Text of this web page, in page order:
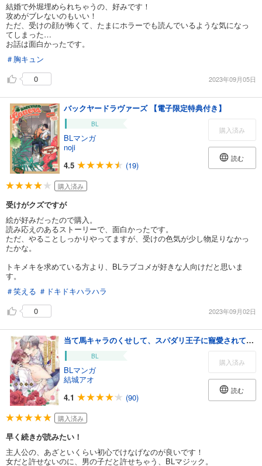
結婚で外堀埋められちゃうの、好みです！
攻めがブレないのもいい！
ただ、受けの顔が怖くて、たまにホラーでも読んでいるような気になっ
てしまった…
お話は面白かったです。
＃胸キュン
0
2023年09月05日
バックヤードラヴァーズ 【電子限定特典付き】
BL
BLマンガ
noji
4.5
(19)
購入済み
読む
購入済み
受けがクズですが
絵が好みだったので購入。
読み応えのあるストーリーで、面白かったです。
ただ、やることしっかりやってますが、受けの色気が少し物足りなかっ
たかな。
トキメキを求めている方より、BLラブコメが好きな人向けだと思いま
す。
＃笑える ＃ドキドキハラハラ
0
2023年09月02日
当て馬キャラのくせして、スパダリ王子に寵愛されています。1【単行本版特典ペーパー付き】
BL
BLマンガ
結城アオ
4.1
(90)
購入済み
読む
購入済み
早く続きが読みたい！
主人公の、あざといくらい初心でけなげなのが良いです！
女だと許せないのに、男の子だと許せちゃう、BLマジック。